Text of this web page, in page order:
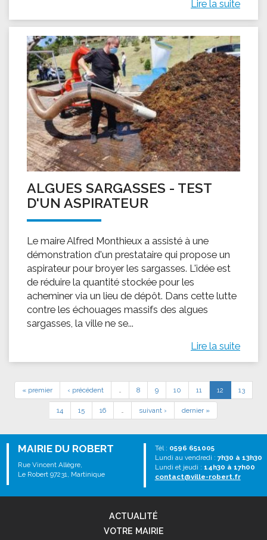
Lire la suite
ALGUES SARGASSES - TEST
D'UN ASPIRATEUR
Le maire Alfred Monthieux a assisté à une
démonstration d'un prestataire qui propose un
aspirateur pour broyer les sargasses. L'idée est
de réduire la quantité stockée pour les
acheminer via un lieu de dépôt. Dans cette lutte
contre les échouages massifs des algues
sargasses, la ville ne se...
Lire la suite
« premier ‹ précédent … 8 9 10 11 12 13
14 15 16 … suivant › dernier »
MAIRIE DU ROBERT
Rue Vincent Allègre,
Le Robert 97231, Martinique
Tél : 0596 651005
Lundi au vendredi : 7h30 à 13h30
Lundi et jeudi : 14h30 à 17h00
contact@ville-robert.fr
ACTUALITÉ
VOTRE MAIRIE